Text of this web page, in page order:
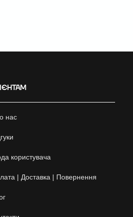
нас
користувача
| Доставка | Повернення